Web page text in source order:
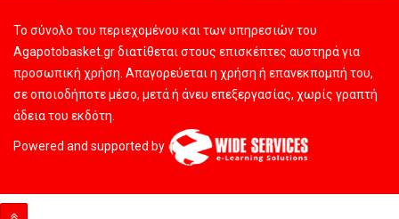
Το σύνολο του περιεχομένου και των υπηρεσιών του
Agapotobasket.gr διατίθεται στους επισκέπτες αυστηρά για
προσωπική χρήση. Απαγορεύεται η χρήση ή επανεκπομπή του,
σε οποιοδήποτε μέσο, μετά ή άνευ επεξεργασίας, χωρίς γραπτή
άδεια του εκδότη.
Powered and supported by